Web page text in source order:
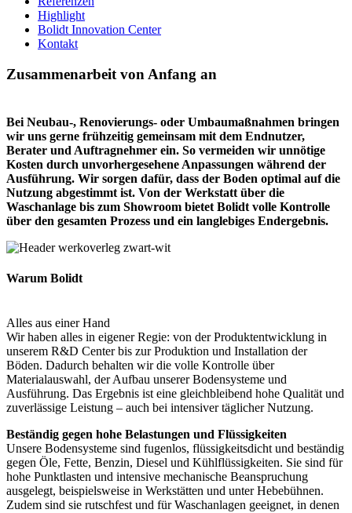
Highlight
Bolidt Innovation Center
Kontakt
Zusammenarbeit von Anfang an
Bei Neubau-, Renovierungs- oder Umbaumaßnahmen bringen
wir uns gerne frühzeitig gemeinsam mit dem Endnutzer,
Berater und Auftragnehmer ein. So vermeiden wir unnötige
Kosten durch unvorhergesehene Anpassungen während der
Ausführung. Wir sorgen dafür, dass der Boden optimal auf die
Nutzung abgestimmt ist. Von der Werkstatt über die
Waschanlage bis zum Showroom bietet Bolidt volle Kontrolle
über den gesamten Prozess und ein langlebiges Endergebnis.
Warum Bolidt
Alles aus einer Hand
Wir haben alles in eigener Regie: von der Produktentwicklung in
unserem R&D Center bis zur Produktion und Installation der
Böden. Dadurch behalten wir die volle Kontrolle über
Materialauswahl, der Aufbau unserer Bodensysteme und
Ausführung. Das Ergebnis ist eine gleichbleibend hohe Qualität und
zuverlässige Leistung – auch bei intensiver täglicher Nutzung.
Beständig gegen hohe Belastungen und Flüssigkeiten
Unsere Bodensysteme sind fugenlos, flüssigkeitsdicht und beständig
gegen Öle, Fette, Benzin, Diesel und Kühlflüssigkeiten. Sie sind für
hohe Punktlasten und intensive mechanische Beanspruchung
ausgelegt, beispielsweise in Werkstätten und unter Hebebühnen.
Zudem sind sie rutschfest und für Waschanlagen geeignet, in denen